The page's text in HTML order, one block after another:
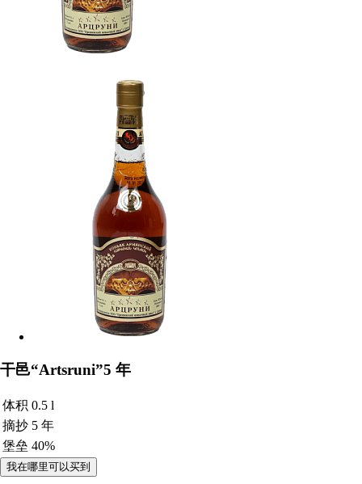
干邑“Artsruni”5 年
体积 0.5 l
摘抄 5 年
堡垒 40%
我在哪里可以买到